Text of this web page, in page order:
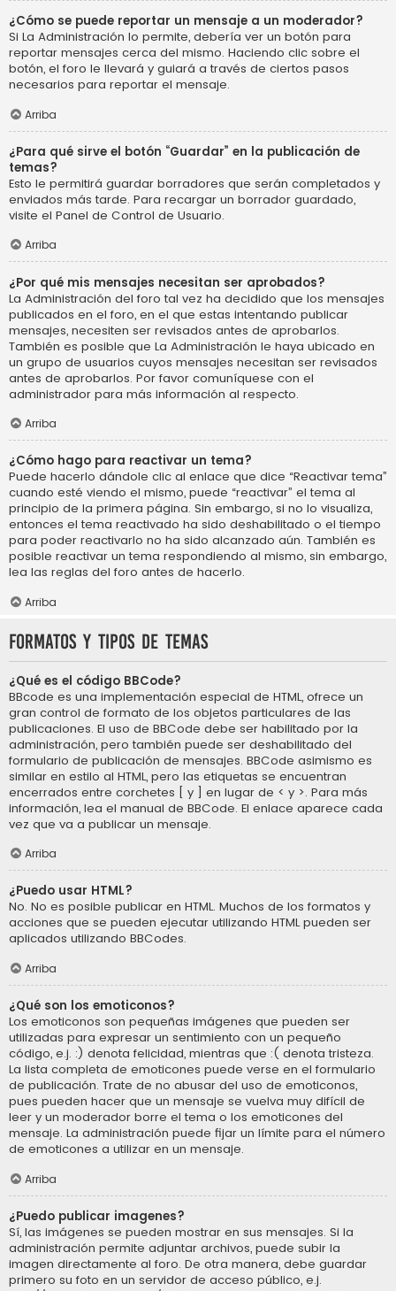
¿Cómo se puede reportar un mensaje a un moderador?
Si La Administración lo permite, debería ver un botón para
reportar mensajes cerca del mismo. Haciendo clic sobre el
botón, el foro le llevará y guiará a través de ciertos pasos
necesarios para reportar el mensaje.
Arriba
¿Para qué sirve el botón “Guardar” en la publicación de
temas?
Esto le permitirá guardar borradores que serán completados y
enviados más tarde. Para recargar un borrador guardado,
visite el Panel de Control de Usuario.
Arriba
¿Por qué mis mensajes necesitan ser aprobados?
La Administración del foro tal vez ha decidido que los mensajes
publicados en el foro, en el que estas intentando publicar
mensajes, necesiten ser revisados antes de aprobarlos.
También es posible que La Administración le haya ubicado en
un grupo de usuarios cuyos mensajes necesitan ser revisados
antes de aprobarlos. Por favor comuníquese con el
administrador para más información al respecto.
Arriba
¿Cómo hago para reactivar un tema?
Puede hacerlo dándole clic al enlace que dice “Reactivar tema”
cuando esté viendo el mismo, puede “reactivar” el tema al
principio de la primera página. Sin embargo, si no lo visualiza,
entonces el tema reactivado ha sido deshabilitado o el tiempo
para poder reactivarlo no ha sido alcanzado aún. También es
posible reactivar un tema respondiendo al mismo, sin embargo,
lea las reglas del foro antes de hacerlo.
Arriba
Formatos y tipos de temas
¿Qué es el código BBCode?
BBcode es una implementación especial de HTML, ofrece un
gran control de formato de los objetos particulares de las
publicaciones. El uso de BBCode debe ser habilitado por la
administración, pero también puede ser deshabilitado del
formulario de publicación de mensajes. BBCode asimismo es
similar en estilo al HTML, pero las etiquetas se encuentran
encerrados entre corchetes [ y ] en lugar de < y >. Para más
información, lea el manual de BBCode. El enlace aparece cada
vez que va a publicar un mensaje.
Arriba
¿Puedo usar HTML?
No. No es posible publicar en HTML. Muchos de los formatos y
acciones que se pueden ejecutar utilizando HTML pueden ser
aplicados utilizando BBCodes.
Arriba
¿Qué son los emoticonos?
Los emoticonos son pequeñas imágenes que pueden ser
utilizadas para expresar un sentimiento con un pequeño
código, e.j. :) denota felicidad, mientras que :( denota tristeza.
La lista completa de emoticones puede verse en el formulario
de publicación. Trate de no abusar del uso de emoticonos,
pues pueden hacer que un mensaje se vuelva muy difícil de
leer y un moderador borre el tema o los emoticones del
mensaje. La administración puede fijar un límite para el número
de emoticones a utilizar en un mensaje.
Arriba
¿Puedo publicar imagenes?
Sí, las imágenes se pueden mostrar en sus mensajes. Si la
administración permite adjuntar archivos, puede subir la
imagen directamente al foro. De otra manera, debe guardar
primero su foto en un servidor de acceso público, e.j.